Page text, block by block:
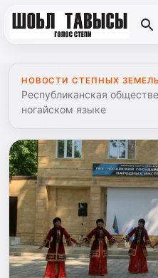
НОВОСТИ СТЕПНЫХ ЗЕМЕЛЬ
Республиканская
ногайском языке